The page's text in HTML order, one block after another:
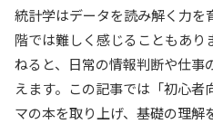
統計学はデータを読み解く力を
階では難しく感じることもあ
ねると、日常の情報判断や仕事
えます。この記事では「初心者
マの本を取り上げ、基礎の理解